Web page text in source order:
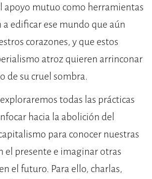
apoyo mutuo como herramientas
a edificar ese mundo que aún
corazones, y que estos
atroz quieren arrinconar
de su cruel sombra.
todas las prácticas
hacia la abolición del
para conocer nuestras
el presente e imaginar otras
el futuro. Para ello, charlas,